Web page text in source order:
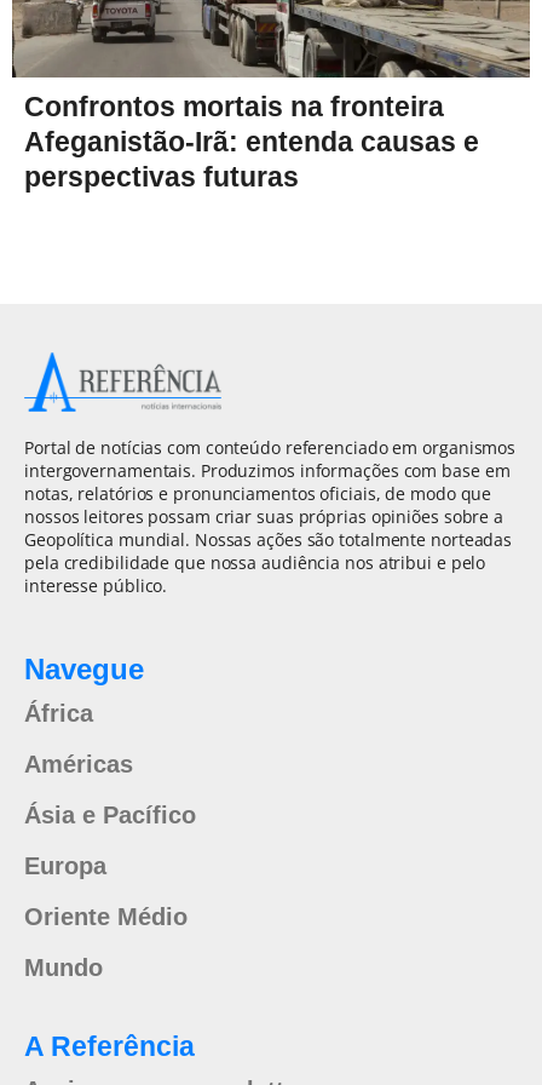
Confrontos mortais na fronteira
Afeganistão-Irã: entenda causas e
perspectivas futuras
Portal de notícias com conteúdo referenciado em organismos
intergovernamentais. Produzimos informações com base em
notas, relatórios e pronunciamentos oficiais, de modo que
nossos leitores possam criar suas próprias opiniões sobre a
Geopolítica mundial. Nossas ações são totalmente norteadas
pela credibilidade que nossa audiência nos atribui e pelo
interesse público.
Navegue
África
Américas
Ásia e Pacífico
Europa
Oriente Médio
Mundo
A Referência